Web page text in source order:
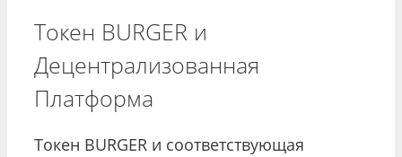
Токен BURGER и
Децентрализованная
Платформа
Токен BURGER и соответствующая